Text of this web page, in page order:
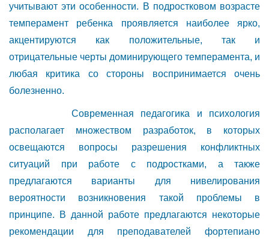
учитывают эти особенности. В подростковом возрасте
темперамент ребенка проявляется наиболее ярко,
акцентируются как положительные, так и
отрицательные черты доминирующего темперамента, и
любая критика со стороны воспринимается очень
болезненно.
Современная педагогика и психология
располагает множеством разработок, в которых
освещаются вопросы разрешения конфликтных
ситуаций при работе с подростками, а также
предлагаются варианты для нивелирования
вероятности возникновения такой проблемы в
принципе. В данной работе предлагаются некоторые
рекомендации для преподавателей фортепиано